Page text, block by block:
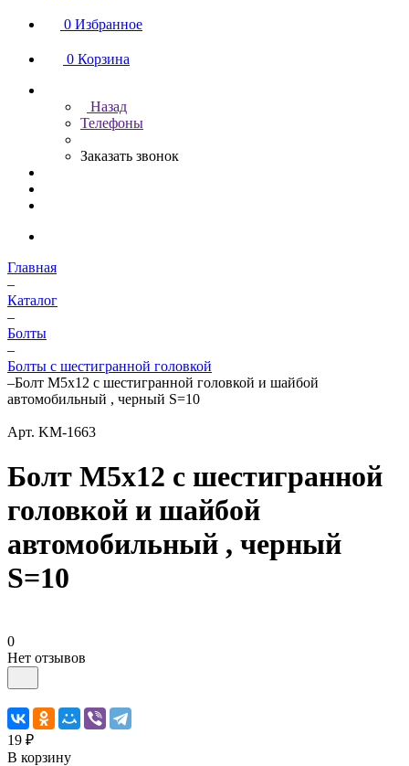
0 Избранное
0 Корзина
Назад
Телефоны
Заказать звонок
Главная
–
Каталог
–
Болты
–
Болты с шестигранной головкой
–Болт М5x12 с шестигранной головкой и шайбой
автомобильный , черный S=10
Арт. KM-1663
Болт М5x12 с шестигранной
головкой и шайбой
автомобильный , черный
S=10
0
Нет отзывов
19 ₽
В корзину